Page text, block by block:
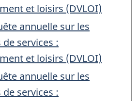
et loisirs (DVLOI)
annuelle sur les
services :
et loisirs (DVLOI)
annuelle sur les
services :